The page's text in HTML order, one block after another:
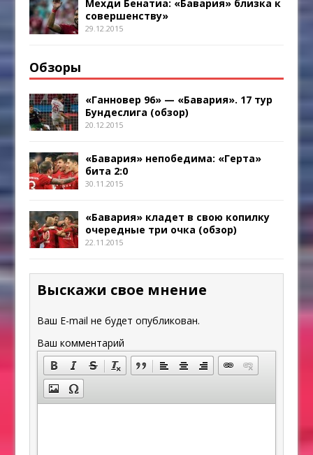
Мехди Бенатиа: «Бавария» близка к
совершенству»
29.12.2015
Обзоры
«Ганновер 96» — «Бавария». 17 тур
Бундеслига (обзор)
20.12.2015
«Бавария» непобедима: «Герта»
бита 2:0
30.11.2015
«Бавария» кладет в свою копилку
очередные три очка (обзор)
22.11.2015
Выскажи свое мнение
Ваш E-mail не будет опубликован.
Ваш комментарий